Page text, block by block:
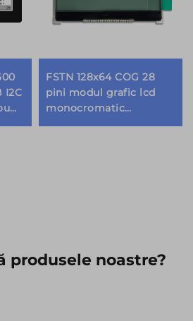
I2C
FSTN 128x64 COG 28
pini modul grafic lcd
monocromatic
personalizat
produsele noastre?